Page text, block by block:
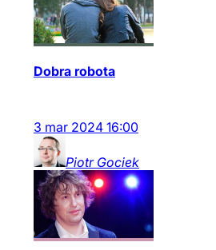
Dobra robota
3 mar 2024 16:00
Piotr Gociek